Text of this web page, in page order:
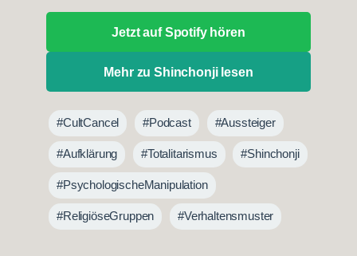
Jetzt auf Spotify hören
Mehr zu Shinchonji lesen
#CultCancel #Podcast #Aussteiger
#Aufklärung #Totalitarismus #Shinchonji
#PsychologischeManipulation
#ReligiöseGruppen #Verhaltensmuster